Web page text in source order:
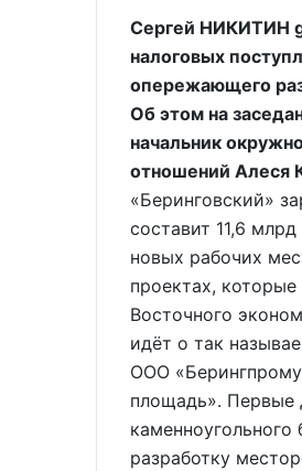
Сергей НИКИТИН
налоговых
опережающего
Об этом на
начальник
отношений Алеся
«Беринговский»
составит 11,6
новых рабочих
проектах,
Восточного
идёт о так
ООО
площадь». Первые
разработку